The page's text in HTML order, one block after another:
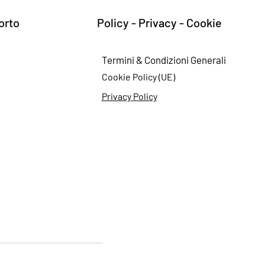
Policy - Privacy - Cookie
Termini & Condizioni Generali
Cookie Policy (UE)
Privacy Policy